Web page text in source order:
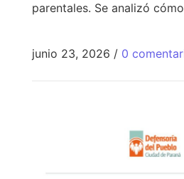
parentales. Se analizó
junio 23, 2026 / 0